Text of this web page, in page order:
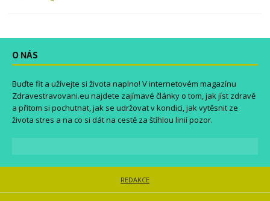
O NÁS
Buďte fit a užívejte si života naplno! V internetovém magazínu
Zdravestravovani.eu najdete zajímavé články o tom, jak jíst zdravě
a přitom si pochutnat, jak se udržovat v kondici, jak vytěsnit ze
života stres a na co si dát na cestě za štíhlou linií pozor.
REDAKCE